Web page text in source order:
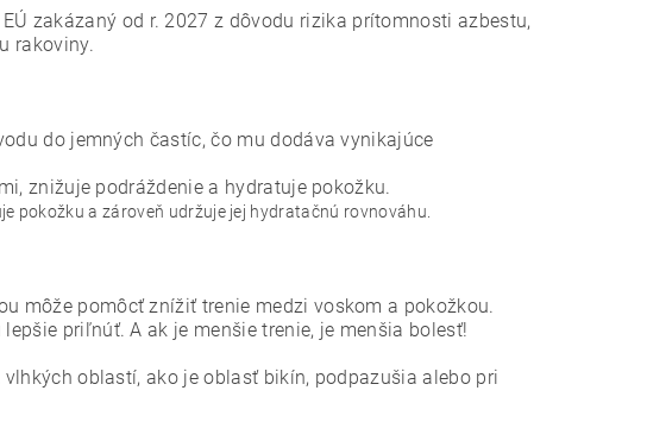
zakázaný od r. 2027 z dôvodu rizika prítomnosti azbestu,
rakoviny.
do jemných častíc, čo mu dodáva vynikajúce
znižuje podráždenie a hydratuje pokožku.
pokožku a zároveň udržuje jej hydratačnú rovnováhu.
môže pomôcť znížiť trenie medzi voskom a pokožkou.
priľnúť. A ak je menšie trenie, je menšia bolesť!
oblastí, ako je oblasť bikín, podpazušia alebo pri